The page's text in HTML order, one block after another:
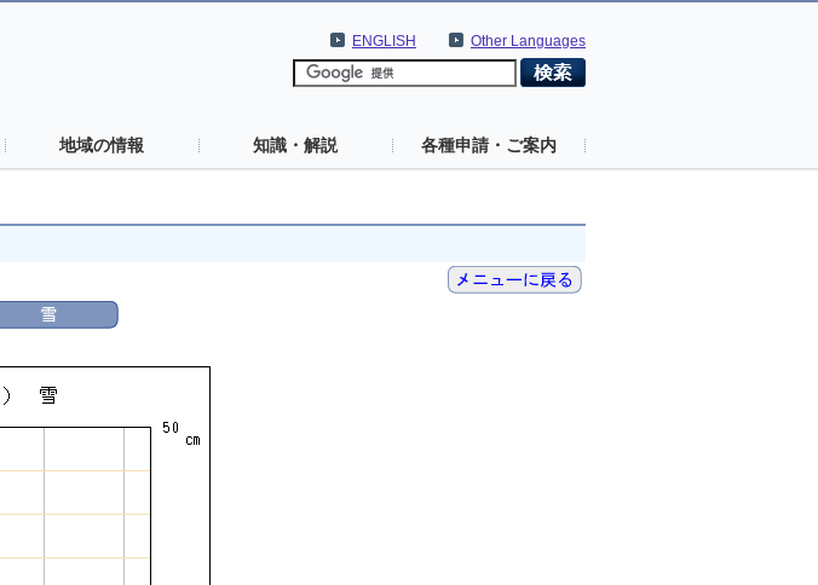
Other Languages
ENGLISH
地域の情報 知識・解説 各種申請・ご案内